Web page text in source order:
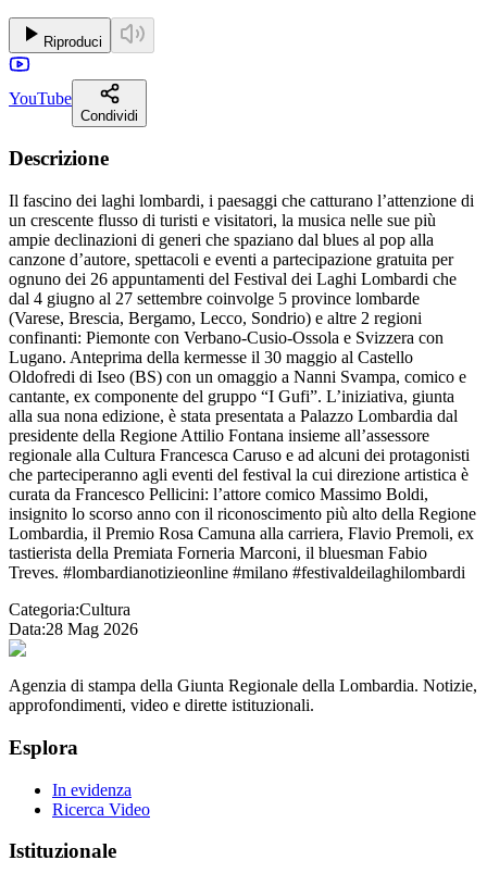
Riproduci
YouTube
Condividi
Descrizione
Il fascino dei laghi lombardi, i paesaggi che catturano l’attenzione di
un crescente flusso di turisti e visitatori, la musica nelle sue più
ampie declinazioni di generi che spaziano dal blues al pop alla
canzone d’autore, spettacoli e eventi a partecipazione gratuita per
ognuno dei 26 appuntamenti del Festival dei Laghi Lombardi che
dal 4 giugno al 27 settembre coinvolge 5 province lombarde
(Varese, Brescia, Bergamo, Lecco, Sondrio) e altre 2 regioni
confinanti: Piemonte con Verbano-Cusio-Ossola e Svizzera con
Lugano. Anteprima della kermesse il 30 maggio al Castello
Oldofredi di Iseo (BS) con un omaggio a Nanni Svampa, comico e
cantante, ex componente del gruppo “I Gufi”. L’iniziativa, giunta
alla sua nona edizione, è stata presentata a Palazzo Lombardia dal
presidente della Regione Attilio Fontana insieme all’assessore
regionale alla Cultura Francesca Caruso e ad alcuni dei protagonisti
che parteciperanno agli eventi del festival la cui direzione artistica è
curata da Francesco Pellicini: l’attore comico Massimo Boldi,
insignito lo scorso anno con il riconoscimento più alto della Regione
Lombardia, il Premio Rosa Camuna alla carriera, Flavio Premoli, ex
tastierista della Premiata Forneria Marconi, il bluesman Fabio
Treves. #lombardianotizieonline #milano #festivaldeilaghilombardi
Categoria:Cultura
Data:28 Mag 2026
Agenzia di stampa della Giunta Regionale della Lombardia. Notizie,
approfondimenti, video e dirette istituzionali.
Esplora
In evidenza
Ricerca Video
Istituzionale